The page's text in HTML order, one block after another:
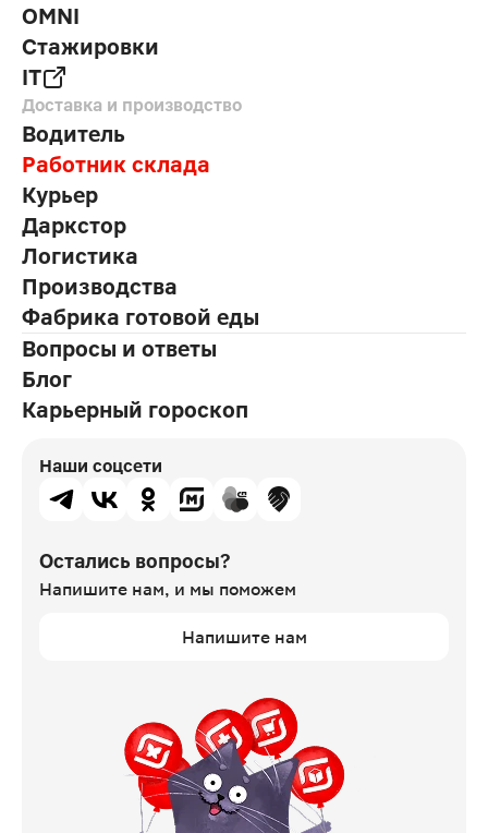
OMNI
Стажировки
IT
Доставка и производство
Водитель
Работник склада
Курьер
Даркстор
Логистика
Производства
Фабрика готовой еды
Вопросы и ответы
Блог
Карьерный гороскоп
Наши соцсети
Остались вопросы?
Напишите нам, и мы поможем
Напишите нам